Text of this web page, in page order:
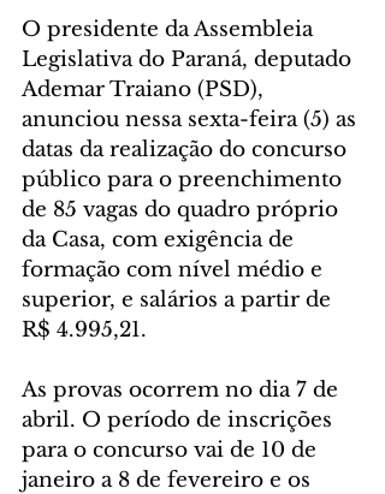
O presidente da Assembleia
Legislativa do Paraná, deputado
Ademar Traiano (PSD),
anunciou nessa sexta-feira (5) as
datas da realização do concurso
público para o preenchimento
de 85 vagas do quadro próprio
da Casa, com exigência de
formação com nível médio e
superior, e salários a partir de
R$ 4.995,21.
As provas ocorrem no dia 7 de
abril. O período de inscrições
para o concurso vai de 10 de
janeiro a 8 de fevereiro e os